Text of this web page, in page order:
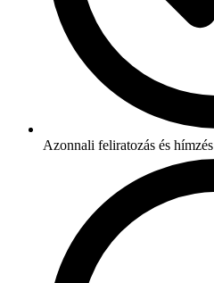
Azonnali feliratozás és hímzés